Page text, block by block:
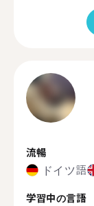
流暢
ドイツ語
学習中の言語